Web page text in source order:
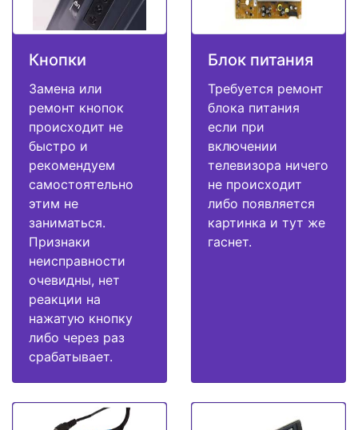
Кнопки
Замена или
ремонт кнопок
происходит не
быстро и
рекомендуем
самостоятельно
этим не
заниматься.
Признаки
неисправности
очевидны, нет
реакции на
нажатую кнопку
либо через раз
срабатывает.
Блок питания
Требуется ремонт
блока питания
если при
включении
телевизора ничего
не происходит
либо появляется
картинка и тут же
гаснет.